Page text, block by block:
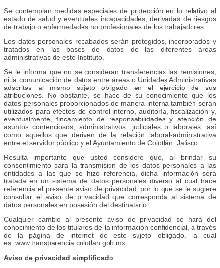
Se contemplan medidas especiales de protección en lo relativo al
estado de salud y eventuales incapacidades, derivadas de riesgos
de trabajo o enfermedades no profesionales de los trabajadores.
Los datos personales recabados serán protegidos, incorporados y
tratados en las bases de datos de las diferentes áreas
administrativas de este Instituto.
Se le informa que no se consideran transferencias las remisiones,
ni la comunicación de datos entre áreas o Unidades Administrativas
adscritas al mismo sujeto obligado en el ejercicio de sus
atribuciones. No obstante, se hace de su conocimiento que los
datos personales proporcionados de manera interna también serán
utilizados para efectos de control interno, auditoría, fiscalización y,
eventualmente, fincamiento de responsabilidades y atención de
asuntos contenciosos, administrativos, judiciales o laborales, así
como aquellos que deriven de la relación laboral-administrativa
entre el servidor público y el Ayuntamiento de Colotlán, Jalisco.
Resulta importante que usted considere que, al brindar su
consentimiento para la transmisión de los datos personales a las
entidades a las que se hizo referencia, dicha información será
tratada en un sistema de datos personales diverso al cual hace
referencia el presente aviso de privacidad, por lo que se le sugiere
consultar el aviso de privacidad que corresponda al sistema de
datos personales en posesión del destinatario.
Cualquier cambio al presente aviso de privacidad se hará del
conocimiento de los titulares de la información confidencial, a través
de la página de internet de este sujeto obligado, la cual
es: www.transparencia.colotlan.gob.mx
Aviso de privacidad simplificado